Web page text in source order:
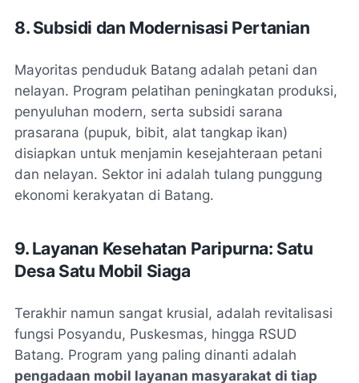
8. Subsidi dan Modernisasi Pertanian
Mayoritas penduduk Batang adalah petani dan
nelayan. Program pelatihan peningkatan produksi,
penyuluhan modern, serta subsidi sarana
prasarana (pupuk, bibit, alat tangkap ikan)
disiapkan untuk menjamin kesejahteraan petani
dan nelayan. Sektor ini adalah tulang punggung
ekonomi kerakyatan di Batang.
9. Layanan Kesehatan Paripurna: Satu
Desa Satu Mobil Siaga
Terakhir namun sangat krusial, adalah revitalisasi
fungsi Posyandu, Puskesmas, hingga RSUD
Batang. Program yang paling dinanti adalah
pengadaan mobil layanan masyarakat di tiap